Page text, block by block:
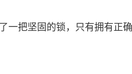
一把坚固的锁，只有拥有正